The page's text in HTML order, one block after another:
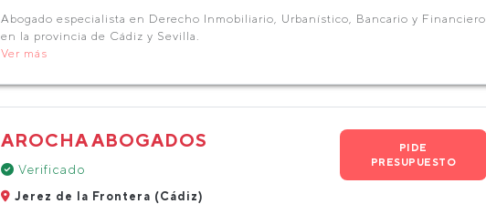
Abogado especialista en Derecho Inmobiliario, Urbanístico, Bancario y Financiero
en la provincia de Cádiz y Sevilla.
Ver más
AROCHA ABOGADOS
Verificado
Jerez de la Frontera (Cádiz)
PIDE
PRESUPUESTO